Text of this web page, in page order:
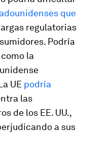
que
regulatorias
Podría
como la
UE podría
las
de los EE. UU.,
a sus